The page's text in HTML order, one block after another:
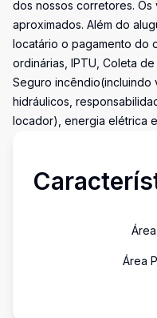
dos nossos corretores.
aproximados. Além do
locatário o pagamento do
ordinárias, IPTU, Coleta de
Seguro incêndio(incluindo
hidráulicos,
locador), energia elétrica
Área